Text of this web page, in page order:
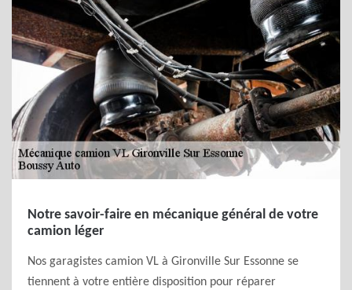
Notre savoir-faire en mécanique général de votre
camion léger
Nos garagistes camion VL à Gironville Sur Essonne se
tiennent à votre entière disposition pour réparer